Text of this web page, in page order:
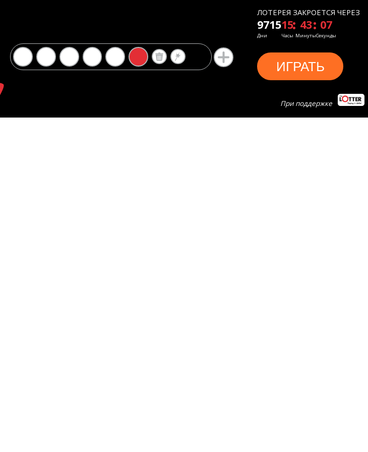
ЛОТЕРЕЯ ЗАКРОЕТСЯ ЧЕРЕЗ
9715
Дни
15
Часы
43
Минуты
07
Секунды
ИГРАТЬ
При поддержке